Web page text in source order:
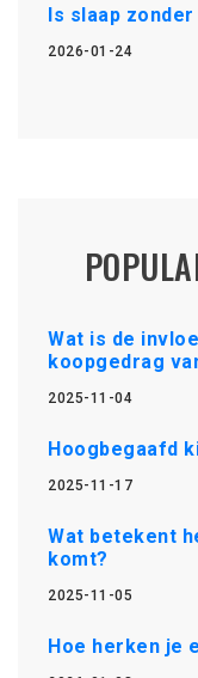
Is slaap
2026-01-24
Wat is de
koopgedrag
2025-11-04
Hoogbegaafd
2025-11-17
Wat betekent
komt?
2025-11-05
Hoe herken je